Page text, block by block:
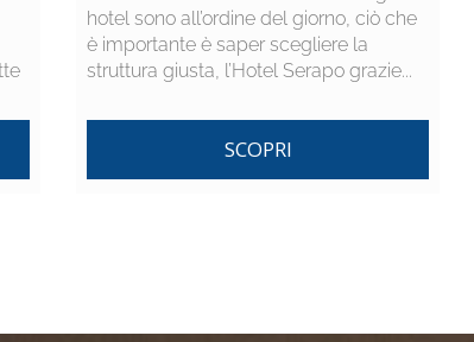
hotel sono all’ordine del giorno, ciò che
è importante è saper scegliere la
struttura giusta, l’Hotel Serapo grazie...
SCOPRI